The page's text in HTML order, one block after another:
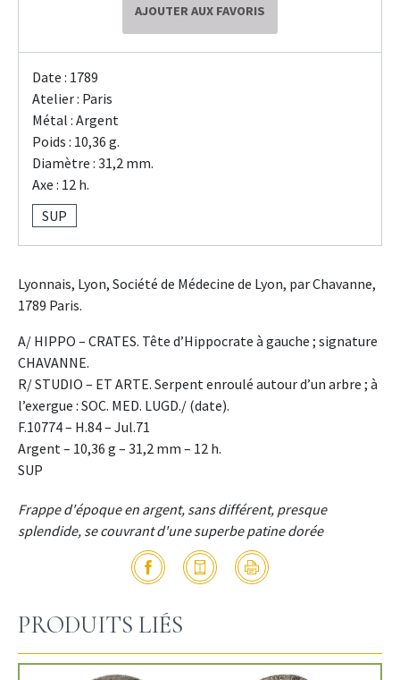
AJOUTER AUX FAVORIS
Date : 1789
Atelier : Paris
Métal : Argent
Poids : 10,36 g.
Diamètre : 31,2 mm.
Axe : 12 h.
SUP
Lyonnais, Lyon, Société de Médecine de Lyon, par Chavanne,
1789 Paris.
A/ HIPPO – CRATES. Tête d’Hippocrate à gauche ; signature
CHAVANNE.
R/ STUDIO – ET ARTE. Serpent enroulé autour d’un arbre ; à
l’exergue : SOC. MED. LUGD./ (date).
F.10774 – H.84 – Jul.71
Argent – 10,36 g – 31,2 mm – 12 h.
SUP
Frappe d'époque en argent, sans différent, presque
splendide, se couvrant d'une superbe patine dorée
PRODUITS LIÉS